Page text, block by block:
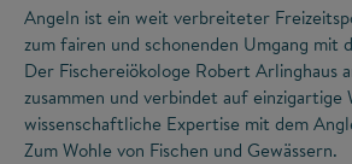
Angeln ist ein weit verbreiteter
zum fairen und schonenden Umgang mit
Der Fischereiökologe Robert Arlinghaus
zusammen und verbindet auf einzigartige
wissenschaftliche Expertise mit dem
Zum Wohle von Fischen und Gewässern.